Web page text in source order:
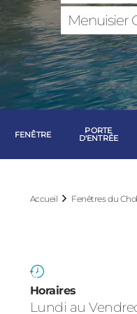
Menuisier
FENÊTRE PORTE
D'ENTRÉE
Accueil Fenêtres du
Horaires
Lundi au